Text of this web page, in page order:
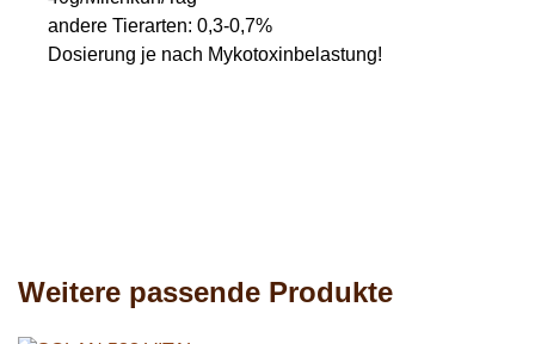
andere Tierarten: 0,3-0,7%
Dosierung je nach Mykotoxinbelastung!
Weitere passende Produkte